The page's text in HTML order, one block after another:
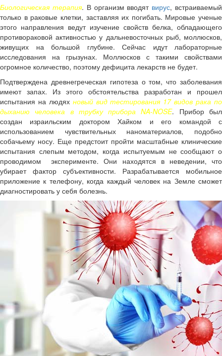
Биологическая терапия. В организм вводят вирус, встраиваемый
только в раковые клетки, заставляя их погибать. Мировые ученые
этого направления ведут изучение свойств белка, обладающего
противораковой активностью у дальневосточных рыб, моллюсков,
живущих на большой глубине. Сейчас идут лабораторные
исследования на грызунах. Моллюсков с такими свойствами
огромное количество, поэтому дефицита лекарств не будет.
Подтверждена древнегреческая гипотеза о том, что заболевания
имеют запах. Из этого обстоятельства разработан и прошел
испытания на людях новый вид тестирования 17 видов рака по
дыханию человека в трубку прибора NA-NOSE. Прибор был
создан израильским доктором Хайком и его командой с
использованием чувствительных наноматериалов, подобно
собачьему носу. Еще предстоит пройти масштабные клинические
испытания слепым методом, когда испытуемым не сообщают о
проводимом эксперименте. Они находятся в неведении, что
убирает фактор субъективности. Разрабатывается мобильное
приложение к телефону, когда каждый человек на Земле сможет
диагностировать у себя болезнь.